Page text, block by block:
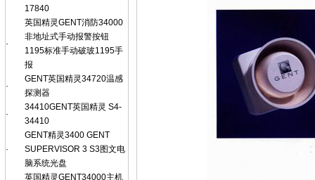
17840
·
英国精灵GENT消防34000
非地址式手动报警按钮
1195标准手动破玻1195手
报
·
GENT英国精灵34720温感
探测器
·
34410GENT英国精灵 S4-
34410
·
GENT精灵3400 GENT
SUPERVISOR 3 S3图文电
脑系统光盘
英国精灵GENT34000主机